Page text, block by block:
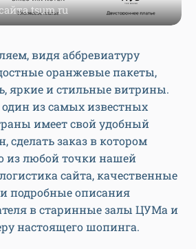
tsum.ru
видя аббревиатуру
оранжевые пакеты,
яркие и стильные витрины.
один из самых известных
имеет свой удобный
сделать заказ в котором
из любой точки нашей
сайта, качественные
подробные описания
в старинные залы ЦУМа и
настоящего шопинга.